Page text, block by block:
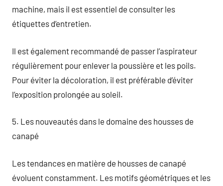
machine, mais il est essentiel de consulter les
étiquettes d’entretien.
Il est également recommandé de passer l’aspirateur
régulièrement pour enlever la poussière et les poils.
Pour éviter la décoloration, il est préférable d’éviter
l’exposition prolongée au soleil.
5. Les nouveautés dans le domaine des housses de
canapé
Les tendances en matière de housses de canapé
évoluent constamment. Les motifs géométriques et les